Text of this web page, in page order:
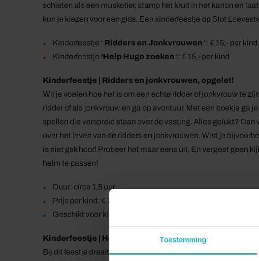
Toestemming
schieten als een musketier, stamp het kruit in het kanon en
kun je kiezen voor een gids. Een kinderfeestje op Slot
Kinderfeestje ‘ Ridders en Jonkvrouwen ‘: € 15,- per kind
Kinderfeestje ‘Help Hugo zoeken ‘: € 15,- per kind
Kinderfeestje | Ridders en jonkvrouwen, opgelet!
Wil je voelen hoe het is om een echte ridder of jonkvrouw te
ridder of als jonkvrouw en ga op avontuur. Met een boekje ga
spellen die verspreid staan over de vesting. Alles gelukt?
over het leven van de ridders en jonkvrouwen. Wist je
is niet gek hoor! Probeer het maar eens uit. En vergeet geen
helm te passen!
Duur: circa 1,5 uur
Prijs per kind: € 15,-, inclusief een glaasje ranja
Geschikt voor kinderen van 4 – 10 jaar
Kinderfeestje | Help Hugo Zoeken!
Bij dit feestje draait het om Hugo de Groot. Hij is iets kwijt